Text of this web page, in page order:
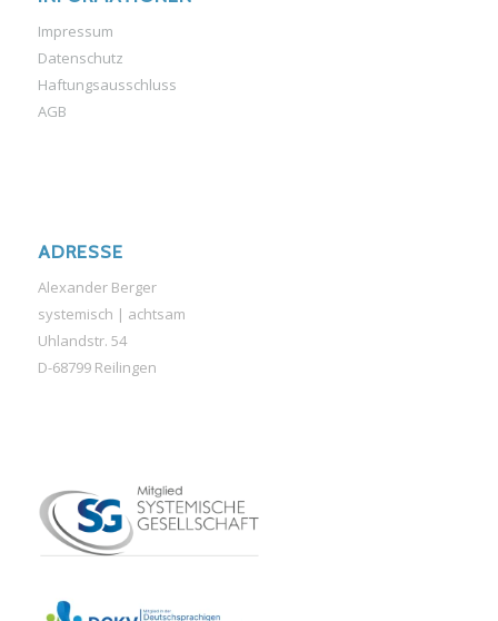
Impressum
Datenschutz
Haftungsausschluss
AGB
ADRESSE
Alexander Berger
systemisch | achtsam
Uhlandstr. 54
D-68799 Reilingen